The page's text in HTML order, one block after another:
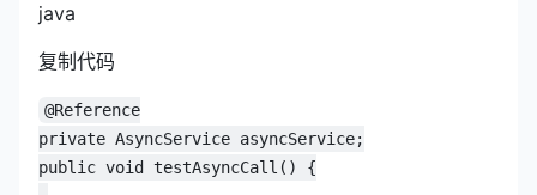
java
复制代码
@Reference
private AsyncService asyncService;
public void testAsyncCall() {